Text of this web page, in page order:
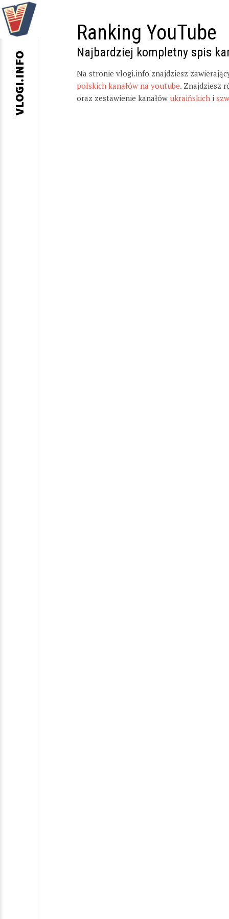
Ranking YouTube
Najbardziej kompletny spis
Na stronie vlogi.info znajdziesz
polskich kanałów na youtube. Znajdziesz
oraz zestawienie kanałów ukraińskich i
VLOGI.INFO